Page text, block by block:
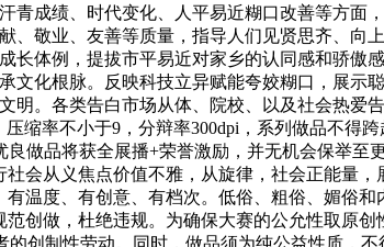
成绩、时代变化、人平易近糊口改善等方面
敬业、友善等质量，指导人们见贤思齐、向
体例，提拔市平易近对家乡的认同感和骄傲
化根脉。反映科技立异赋能夸姣糊口，展示
。各类告白市场从体、院校、以及社会热爱
缩率不小于9，分辩率300dpi，系列做品不得跨
做品将获全展播+荣誉激励，并无机会保举至
会从义焦点价值不雅，从旋律，社会正能量
温度、有创意、有档次。低俗、粗俗、媚俗
创做，杜绝违规。为确保大赛的公允性取原
创制性劳动。同时，做品须为纯公益性质，